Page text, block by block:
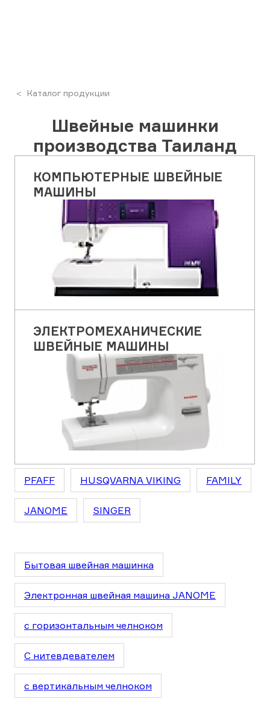
Каталог продукции
Швейные машинки
производства Таиланд
КОМПЬЮТЕРНЫЕ ШВЕЙНЫЕ
МАШИНЫ
ЭЛЕКТРОМЕХАНИЧЕСКИЕ
ШВЕЙНЫЕ МАШИНЫ
PFAFF HUSQVARNA VIKING FAMILY
JANOME SINGER
Бытовая швейная машинка
Электронная швейная машина JANOME
с горизонтальным челноком
С нитевдевателем
с вертикальным челноком